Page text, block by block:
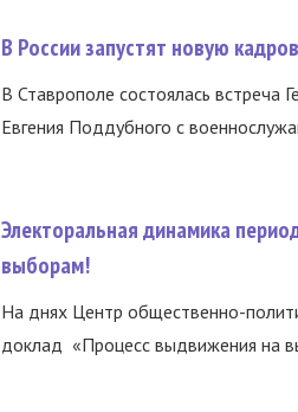
В России запустят новую
В Ставрополе состоялась встреча
Евгения Поддубного с
Электоральная динамика
выборам!
На днях Центр общественно-
доклад «Процесс выдвижения на